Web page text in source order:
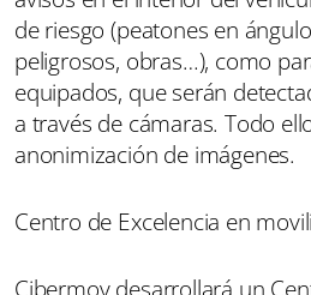
de riesgo (peatones en
peligrosos, obras…), como
equipados, que serán
a través de cámaras. Todo
anonimización de imágenes.
Centro de Excelencia en
Cibermov desarrollará un